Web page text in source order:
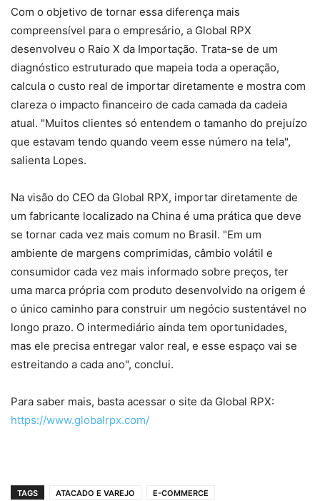
Com o objetivo de tornar essa diferença mais
compreensível para o empresário, a Global RPX
desenvolveu o Raio X da Importação. Trata-se de um
diagnóstico estruturado que mapeia toda a operação,
calcula o custo real de importar diretamente e mostra com
clareza o impacto financeiro de cada camada da cadeia
atual. "Muitos clientes só entendem o tamanho do prejuízo
que estavam tendo quando veem esse número na tela",
salienta Lopes.
Na visão do CEO da Global RPX, importar diretamente de
um fabricante localizado na China é uma prática que deve
se tornar cada vez mais comum no Brasil. "Em um
ambiente de margens comprimidas, câmbio volátil e
consumidor cada vez mais informado sobre preços, ter
uma marca própria com produto desenvolvido na origem é
o único caminho para construir um negócio sustentável no
longo prazo. O intermediário ainda tem oportunidades,
mas ele precisa entregar valor real, e esse espaço vai se
estreitando a cada ano", conclui.
Para saber mais, basta acessar o site da Global RPX:
https://www.globalrpx.com/
TAGS ATACADO E VAREJO
E-COMMERCE